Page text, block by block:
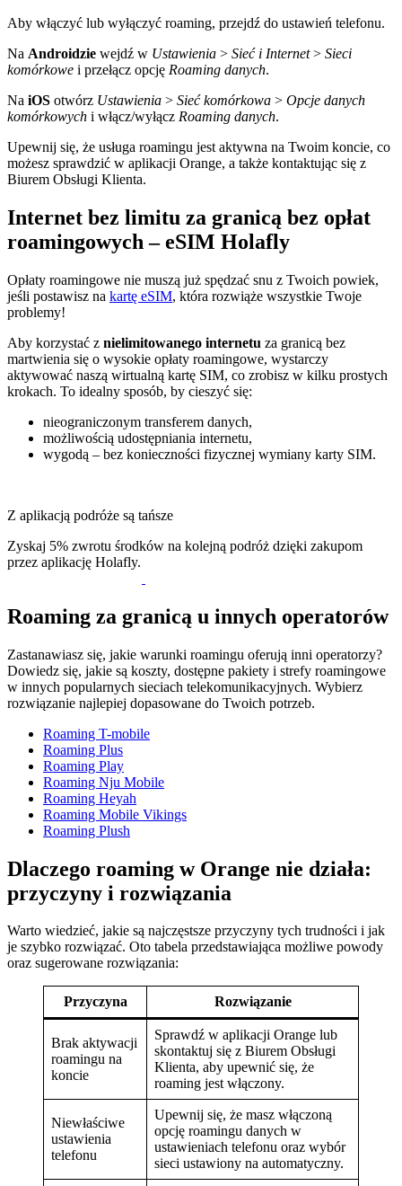
Aby włączyć lub wyłączyć roaming, przejdź do ustawień telefonu.
Na Androidzie wejdź w Ustawienia > Sieć i Internet> Sieci
komórkowe i przełącz opcję Roaming danych.
Na iOS otwórz Ustawienia > Sieć komórkowa > Opcje danych
komórkowych i włącz/wyłącz Roaming danych.
Upewnij się, że usługa roamingu jest aktywna na Twoim koncie, co
możesz sprawdzić w aplikacji Orange, a także kontaktując się z
Biurem Obsługi Klienta.
Internet bez limitu za granicą bez opłat
roamingowych – eSIM Holafly
Opłaty roamingowe nie muszą już spędzać snu z Twoich powiek,
jeśli postawisz na kartę eSIM, która rozwiąże wszystkie Twoje
problemy!
Aby korzystać z nielimitowanego internetu za granicą bez
martwienia się o wysokie opłaty roamingowe, wystarczy
aktywować naszą wirtualną kartę SIM, co zrobisz w kilku prostych
krokach. To idealny sposób, by cieszyć się:
nieograniczonym transferem danych,
możliwością udostępniania internetu,
wygodą – bez konieczności fizycznej wymiany karty SIM.
Z aplikacją podróże są tańsze
Zyskaj 5% zwrotu środków na kolejną podróż dzięki zakupom
przez aplikację Holafly.
Roaming za granicą u innych operatorów
Zastanawiasz się, jakie warunki roamingu oferują inni operatorzy?
Dowiedz się, jakie są koszty, dostępne pakiety i strefy roamingowe
w innych popularnych sieciach telekomunikacyjnych. Wybierz
rozwiązanie najlepiej dopasowane do Twoich potrzeb.
Roaming T-mobile
Roaming Plus
Roaming Play
Roaming Nju Mobile
Roaming Heyah
Roaming Mobile Vikings
Roaming Plush
Dlaczego roaming w Orange nie działa:
przyczyny i rozwiązania
Warto wiedzieć, jakie są najczęstsze przyczyny tych trudności i jak
je szybko rozwiązać. Oto tabela przedstawiająca możliwe powody
oraz sugerowane rozwiązania:
Przyczyna Rozwiązanie
Brak aktywacji
roamingu na
koncie
Sprawdź w aplikacji Orange lub
skontaktuj się z Biurem Obsługi
Klienta, aby upewnić się, że
roaming jest włączony.
Niewłaściwe
ustawienia
telefonu
Upewnij się, że masz włączoną
opcję roamingu danych w
ustawieniach telefonu oraz wybór
sieci ustawiony na automatyczny.